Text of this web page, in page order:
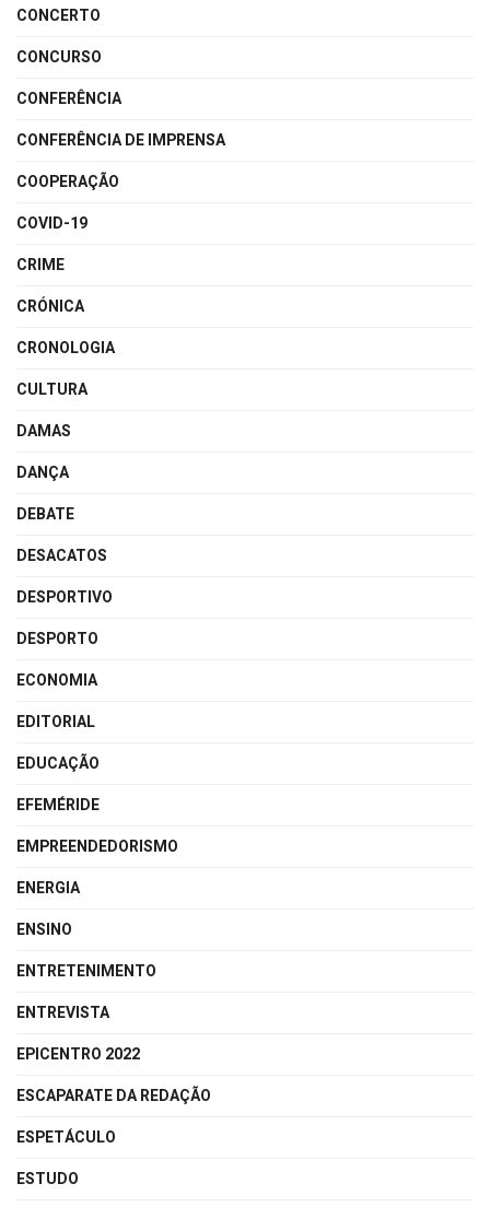
CONCERTO
CONCURSO
CONFERÊNCIA
CONFERÊNCIA DE IMPRENSA
COOPERAÇÃO
COVID-19
CRIME
CRÓNICA
CRONOLOGIA
CULTURA
DAMAS
DANÇA
DEBATE
DESACATOS
DESPORTIVO
DESPORTO
ECONOMIA
EDITORIAL
EDUCAÇÃO
EFEMÉRIDE
EMPREENDEDORISMO
ENERGIA
ENSINO
ENTRETENIMENTO
ENTREVISTA
EPICENTRO 2022
ESCAPARATE DA REDAÇÃO
ESPETÁCULO
ESTUDO